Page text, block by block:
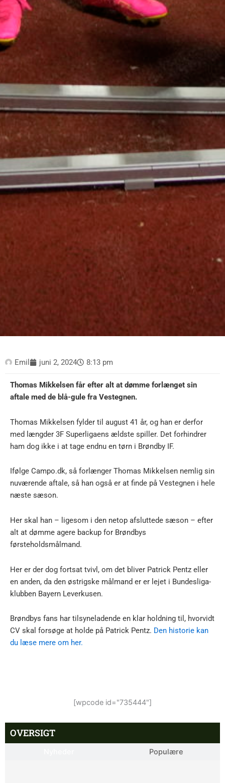
Emil juni 2, 2024 8:13 pm
Thomas Mikkelsen får efter alt at dømme forlænget sin
aftale med de blå-gule fra Vestegnen.
Thomas Mikkelsen fylder til august 41 år, og han er derfor
med længder 3F Superligaens ældste spiller. Det forhindrer
ham dog ikke i at tage endnu en tørn i Brøndby IF.
Ifølge Campo.dk, så forlænger Thomas Mikkelsen nemlig sin
nuværende aftale, så han også er at finde på Vestegnen i hele
næste sæson.
Her skal han – ligesom i den netop afsluttede sæson – efter
alt at dømme agere backup for Brøndbys
førsteholdsmålmand.
Her er der dog fortsat tvivl, om det bliver Patrick Pentz eller
en anden, da den østrigske målmand er er lejet i Bundesliga-
klubben Bayern Leverkusen.
Brøndbys fans har tilsyneladende en klar holdning til, hvorvidt
CV skal forsøge at holde på Patrick Pentz. Den historie kan
du læse mere om her.
[wpcode id="735444"]
OVERSIGT
Populære